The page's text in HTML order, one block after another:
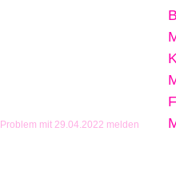
Problem mit 29.04.2022 melden